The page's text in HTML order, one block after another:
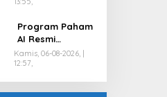
di Pemulutan
Selatan
Program Paham
AI Resmi
Bergulir, Polda
Sumsel Bangun
Kamis, 06-08-2026, |
12:57,